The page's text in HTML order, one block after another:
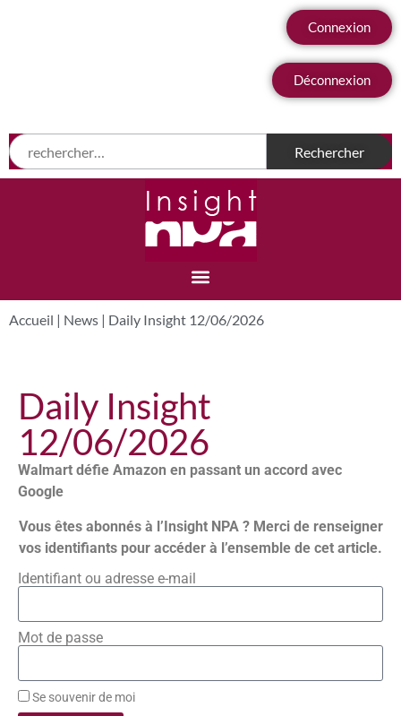
Connexion
Déconnexion
Accueil | News | Daily Insight 12/06/2026
Daily Insight
12/06/2026
Walmart défie Amazon en passant un accord avec
Google
Vous êtes abonnés à l’Insight NPA ? Merci de renseigner
vos identifiants pour accéder à l’ensemble de cet article.
Identifiant ou adresse e-mail
Mot de passe
Se souvenir de moi